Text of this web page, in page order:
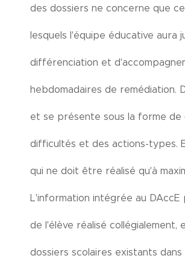
des dossiers ne concerne que
lesquels l'équipe éducative aura
différenciation et
hebdomadaires de remédiation.
et se présente sous la forme
difficultés et des actions-types.
qui ne doit être réalisé qu'à
L'information intégrée au
de l'élève réalisé
dossiers scolaires existants